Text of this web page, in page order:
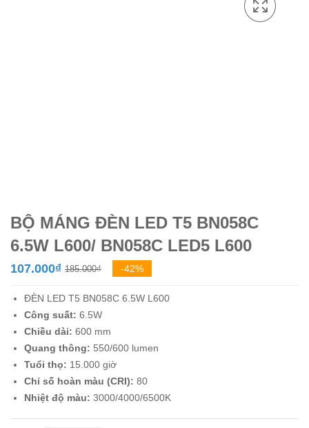
BỘ MÁNG ĐÈN LED T5 BN058C
6.5W L600/ BN058C LED5 L600
185.000₫Giá
là:
185.000₫.
107.000₫
Giá
tại
là:
107.000₫.
-42%
ĐÈN LED T5 BN058C 6.5W L600
Công suất: 6.5W
Chiều dài: 600 mm
Quang thông: 550/600 lumen
Tuổi thọ: 15.000 giờ
Chỉ số hoàn màu (CRI): 80
Nhiệt độ màu: 3000/4000/6500K